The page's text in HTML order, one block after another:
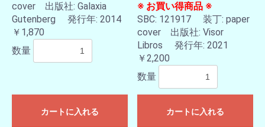
cover 出版社: Galaxia
Gutenberg 発行年: 2014
￥1,870
数量
カートに入れる
※ お買い得商品 ※
SBC: 121917 装丁: paper
cover 出版社: Visor
Libros 発行年: 2021
￥2,200
数量
カートに入れる